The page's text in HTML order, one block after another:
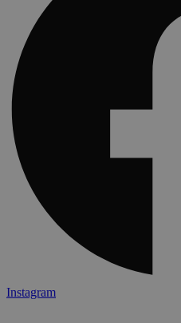
Instagram